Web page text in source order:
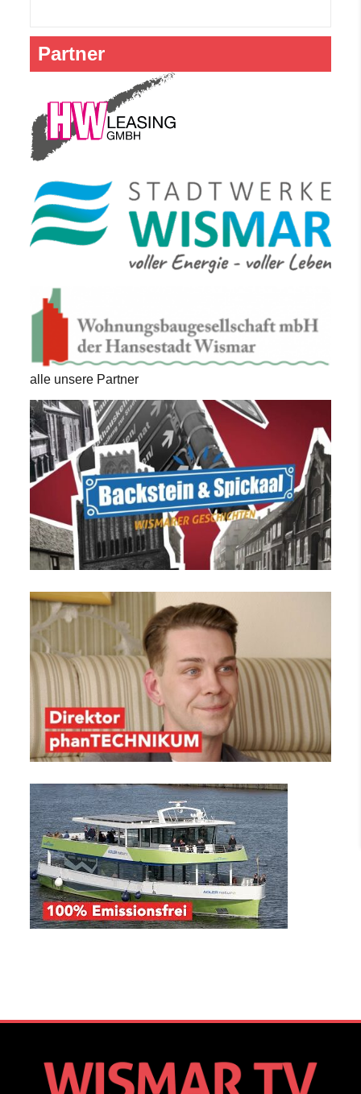
Partner
alle unsere Partner